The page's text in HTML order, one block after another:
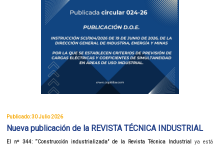
Publicado: 30 Julio 2026
Nueva publicación de la REVISTA TÉCNICA INDUSTRIAL
El nº 344: “Construcción industrializada” de la Revista Técnica Industrial
ya está